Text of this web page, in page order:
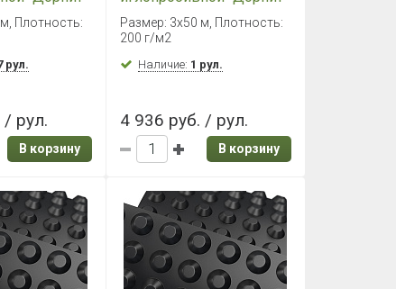
Плотность:
рул.
/ рул.
В корзину
200, 3*50м
Размер: 3х50 м, Плотность:
200 г/м2
Наличие: 1 рул.
4 936 руб. / рул.
В корзину